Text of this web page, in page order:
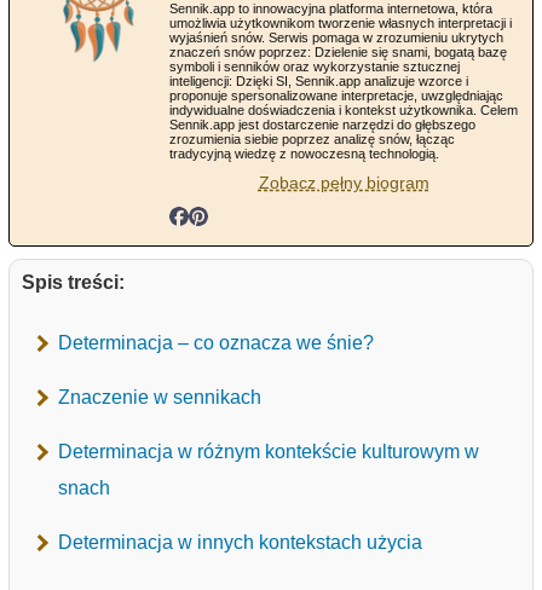
Sennik.app to innowacyjna platforma internetowa, która
umożliwia użytkownikom tworzenie własnych interpretacji i
wyjaśnień snów. Serwis pomaga w zrozumieniu ukrytych
znaczeń snów poprzez: Dzielenie się snami, bogatą bazę
symboli i senników oraz wykorzystanie sztucznej
inteligencji: Dzięki SI, Sennik.app analizuje wzorce i
proponuje spersonalizowane interpretacje, uwzględniając
indywidualne doświadczenia i kontekst użytkownika. Celem
Sennik.app jest dostarczenie narzędzi do głębszego
zrozumienia siebie poprzez analizę snów, łącząc
tradycyjną wiedzę z nowoczesną technologią.
Zobacz pełny biogram
Spis treści:
Determinacja – co oznacza we śnie?
Znaczenie w sennikach
Determinacja w różnym kontekście kulturowym w
snach
Determinacja w innych kontekstach użycia